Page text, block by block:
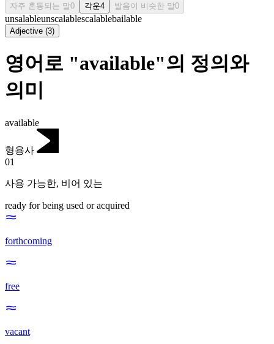
자주 혼동되는 말0 각운4 발음이 비슷한 말0
unsalableunscalablescalablebailable
Adjective (3)
영어로 "available"의 정의와
의미
available
형용사
01
사용 가능한, 비어 있는
ready for being used or acquired
forthcoming
free
vacant